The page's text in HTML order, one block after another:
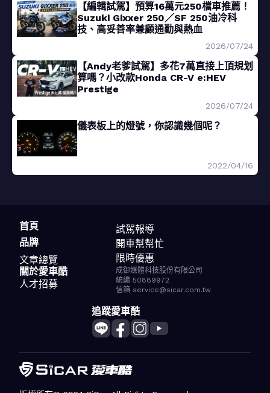
【編輯試駕】預算16萬元250檔車推薦！
Suzuki Gixxer 250／SF 250油冷科
技、高妥善率兼顧通勤與熱血
2026/07/24
【Andy老爹試駕】多花7萬直接上頂規划
算嗎？小改款Honda CR-V e:HEV
Prestige
2026/07/24
儀表板上的燈號，你認識幾個呢？
2022/04/16
首頁
品牌
文章總覽
試駕報導
開車幫幫忙
限時優惠
關於愛車酷
人才招募
成御媒體科技股份有限公司
統編 50889972
信箱 service@sicar.com.tw
追蹤愛車酷